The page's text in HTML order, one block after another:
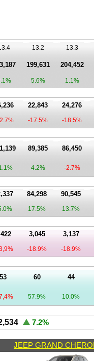
13.2 13.3
199,631 204,452
5.6% 1.1%
22,843 24,276
-17.5% -18.5%
89,385 86,450
4.2% -2.7%
84,298 90,545
17.5% 13.7%
3,045 3,137
-18.9% -18.9%
53 60 44
57.9% 10.0%
7.2%
JEEP GRAND